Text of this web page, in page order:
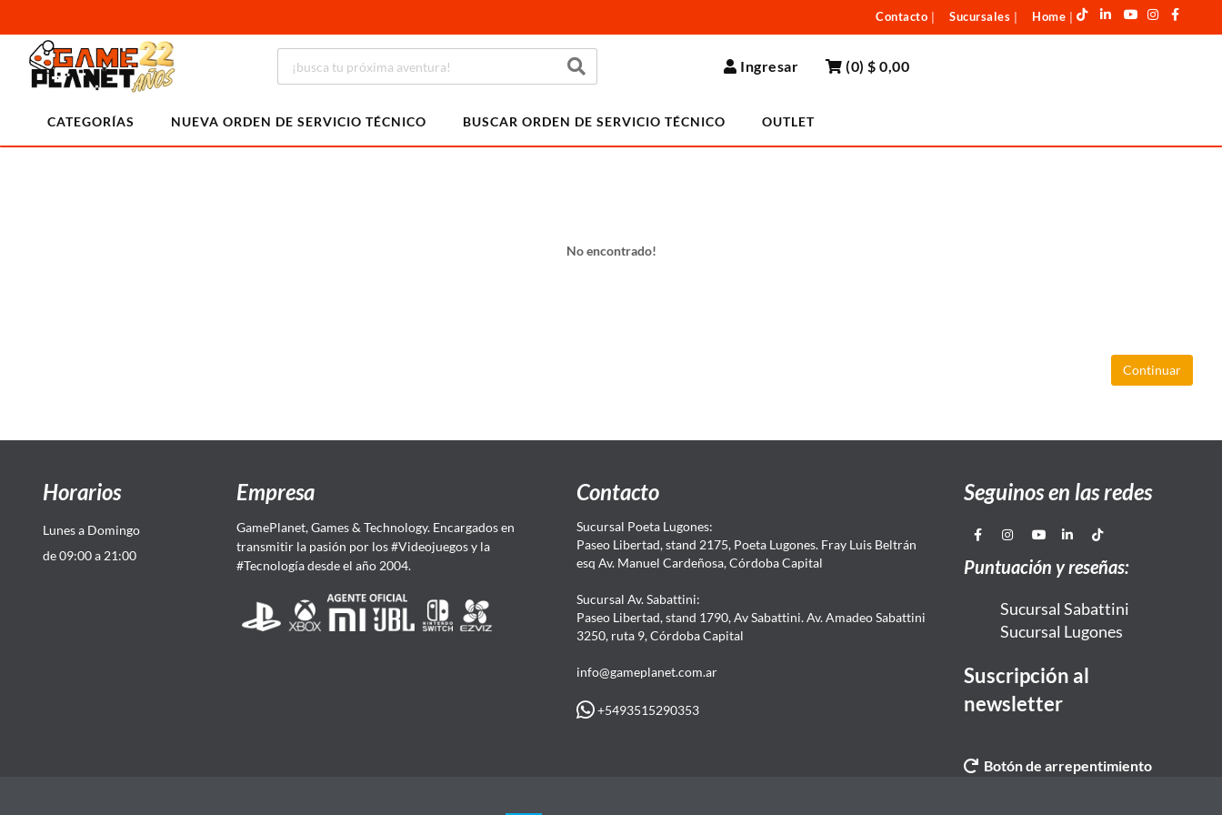
Contacto Sucursales Home
Ingresar (0)$ 0,00
CATEGORÍAS NUEVA ORDEN DE SERVICIO TÉCNICO BUSCAR ORDEN DE SERVICIO TÉCNICO OUTLET
No encontrado!
Continuar
Horarios
Lunes a Domingo
de 09:00 a 21:00
Empresa
GamePlanet, Games & Technology. Encargados en
transmitir la pasión por los #Videojuegos y la
#Tecnología desde el año 2004.
Contacto
Sucursal Poeta Lugones:
Paseo Libertad, stand 2175, Poeta Lugones. Fray Luis Beltrán
esq Av. Manuel Cardeñosa, Córdoba Capital
Sucursal Av. Sabattini:
Paseo Libertad, stand 1790, Av Sabattini. Av. Amadeo Sabattini
3250, ruta 9, Córdoba Capital
info@gameplanet.com.ar
+5493515290353
Seguinos en las redes
Puntuación y reseñas:
Sucursal Sabattini
Sucursal Lugones
Suscripción al
newsletter
Botón de arrepentimiento